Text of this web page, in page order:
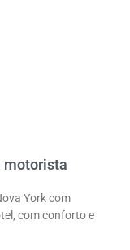
motorista
York com
com conforto e